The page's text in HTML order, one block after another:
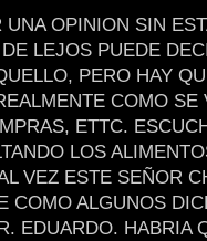
OPINION SIN
LEJOS PUEDE
PERO HAY
COMO SE
ETTC.
LOS
VEZ ESTE SEÑOR
COMO ALGUNOS
EDUARDO. HABRIA